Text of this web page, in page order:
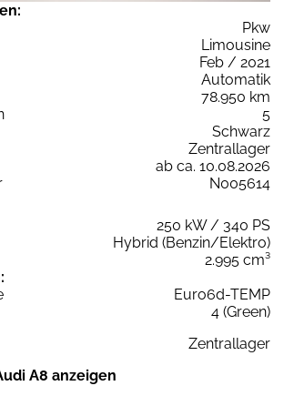
Pkw
Limousine
Feb / 2021
Automatik
78.950 km
5
Schwarz
Zentrallager
ab ca. 10.08.2026
N005614
250 kW / 340 PS
Hybrid (Benzin/Elektro)
2.995 cm³
Euro6d-TEMP
4 (Green)
Zentrallager
A8 anzeigen